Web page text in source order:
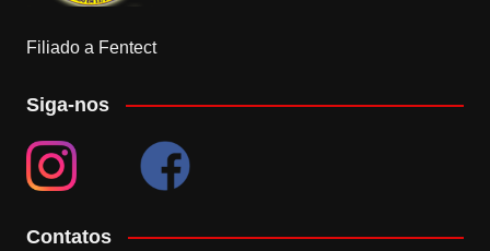
Filiado a Fentect
Siga-nos
Contatos